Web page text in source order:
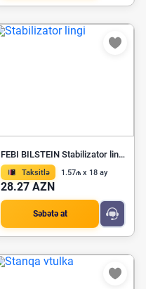
FEBI BILSTEIN Stabilizator lingi 26078
Taksitlə 1.57₼ x 18 ay
28.27 AZN
Səbətə at